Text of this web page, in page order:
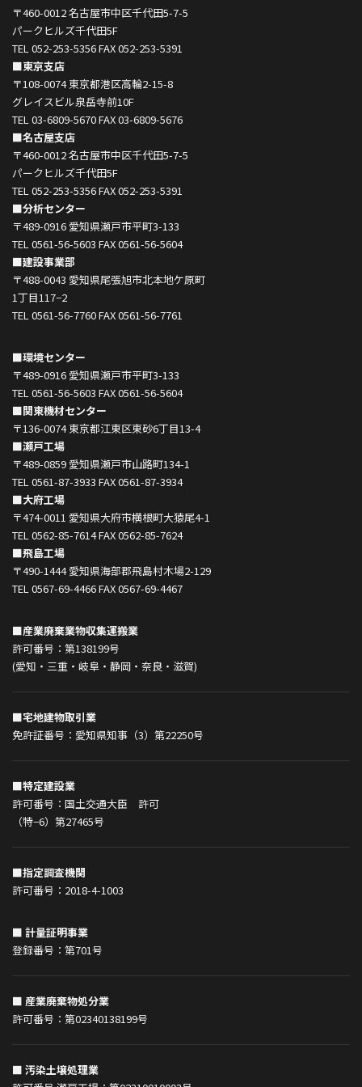
〒460-0012 名古屋市中区千代田5-7-5
パークヒルズ千代田5F
TEL 052-253-5356 FAX 052-253-5391
■東京支店
〒108-0074 東京都港区高輪2-15-8
グレイスビル泉岳寺前10F
TEL 03-6809-5670 FAX 03-6809-5676
■名古屋支店
〒460-0012 名古屋市中区千代田5-7-5
パークヒルズ千代田5F
TEL 052-253-5356 FAX 052-253-5391
■分析センター
〒489-0916 愛知県瀬戸市平町3-133
TEL 0561-56-5603 FAX 0561-56-5604
■建設事業部
〒488-0043 愛知県尾張旭市北本地ケ原町
1丁目117−2
TEL 0561-56-7760 FAX 0561-56-7761
■環境センター
〒489-0916 愛知県瀬戸市平町3-133
TEL 0561-56-5603 FAX 0561-56-5604
■関東機材センター
〒136-0074 東京都江東区東砂6丁目13-4
■瀬戸工場
〒489-0859 愛知県瀬戸市山路町134-1
TEL 0561-87-3933 FAX 0561-87-3934
■大府工場
〒474-0011 愛知県大府市横根町大猿尾4-1
TEL 0562-85-7614 FAX 0562-85-7624
■飛島工場
〒490-1444 愛知県海部郡飛島村木場2-129
TEL 0567-69-4466 FAX 0567-69-4467
■産業廃棄業物収集運搬業
許可番号：第138199号
(愛知・三重・岐阜・静岡・奈良・滋賀)
■宅地建物取引業
免許証番号：愛知県知事（3）第22250号
■特定建設業
許可番号：国土交通大臣 許可
（特−6）第27465号
■指定調査機関
許可番号：2018-4-1003
■ 計量証明事業
登録番号：第701号
■ 産業廃棄物処分業
許可番号：第02340138199号
■ 汚染土壌処理業